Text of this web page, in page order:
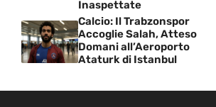
Inaspettate
Calcio: Il Trabzonspor
Accoglie Salah, Atteso
Domani all’Aeroporto
Ataturk di Istanbul